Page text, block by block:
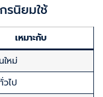
รนิยมใช้
เหมาะกับ
ใหม่
ไป